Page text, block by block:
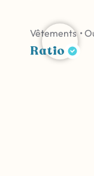
Vêtements •
Ratio